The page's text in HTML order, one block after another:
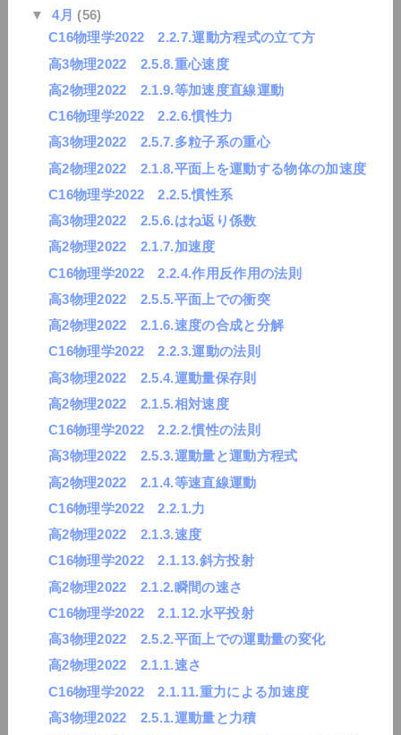
▼4月 (56)
C16物理学2022 2.2.7.運動方程式の立て方
高3物理2022 2.5.8.重心速度
高2物理2022 2.1.9.等加速度直線運動
C16物理学2022 2.2.6.慣性力
高3物理2022 2.5.7.多粒子系の重心
高2物理2022 2.1.8.平面上を運動する物体の加速度
C16物理学2022 2.2.5.慣性系
高3物理2022 2.5.6.はね返り係数
高2物理2022 2.1.7.加速度
C16物理学2022 2.2.4.作用反作用の法則
高3物理2022 2.5.5.平面上での衝突
高2物理2022 2.1.6.速度の合成と分解
C16物理学2022 2.2.3.運動の法則
高3物理2022 2.5.4.運動量保存則
高2物理2022 2.1.5.相対速度
C16物理学2022 2.2.2.慣性の法則
高3物理2022 2.5.3.運動量と運動方程式
高2物理2022 2.1.4.等速直線運動
C16物理学2022 2.2.1.力
高2物理2022 2.1.3.速度
C16物理学2022 2.1.13.斜方投射
高2物理2022 2.1.2.瞬間の速さ
C16物理学2022 2.1.12.水平投射
高3物理2022 2.5.2.平面上での運動量の変化
高2物理2022 2.1.1.速さ
C16物理学2022 2.1.11.重力による加速度
高3物理2022 2.5.1.運動量と力積